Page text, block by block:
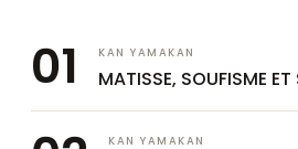
KAN YAMAKAN
MATISSE, SOUFISME
KAN YAMAKAN